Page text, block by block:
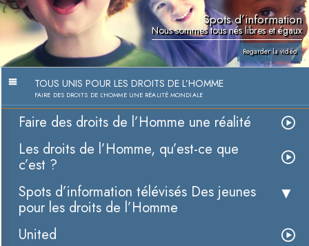
Spots d’information
Nous sommes tous nés libres et égaux
Regarder la vidéo
TOUS UNIS POUR LES DROITS DE L’HOMME
FAIRE DES DROITS DE L’HOMME UNE RÉALITÉ MONDIALE
Faire des droits de l’Homme une réalité
Les droits de l’Homme, qu’est-ce que
c’est ?
Spots d’information télévisés Des jeunes
pour les droits de l’Homme
United